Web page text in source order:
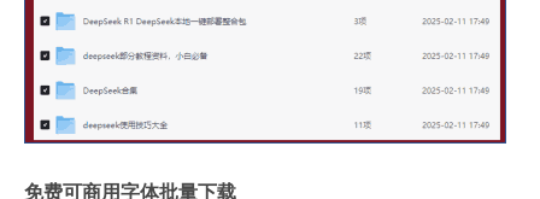
免费可商用字体批量下载